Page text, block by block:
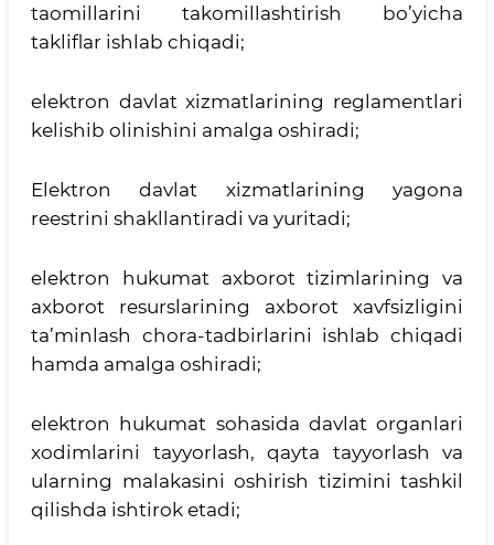
taomillarini takomillashtirish bo’yicha
takliflar ishlab chiqadi;
elektron davlat xizmatlarining reglamentlari
kelishib olinishini amalga oshiradi;
Elektron davlat xizmatlarining yagona
reestrini shakllantiradi va yuritadi;
elektron hukumat axborot tizimlarining va
axborot resurslarining axborot xavfsizligini
ta’minlash chora-tadbirlarini ishlab chiqadi
hamda amalga oshiradi;
elektron hukumat sohasida davlat organlari
xodimlarini tayyorlash, qayta tayyorlash va
ularning malakasini oshirish tizimini tashkil
qilishda ishtirok etadi;